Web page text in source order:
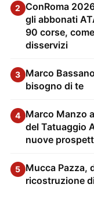
2 ConRoma
gli abbonati
90 corse,
disservizi
3 Marco
bisogno di te
4 Marco Manzo
del Tatuaggio
nuove
5 Mucca Pazza,
ricostruzione